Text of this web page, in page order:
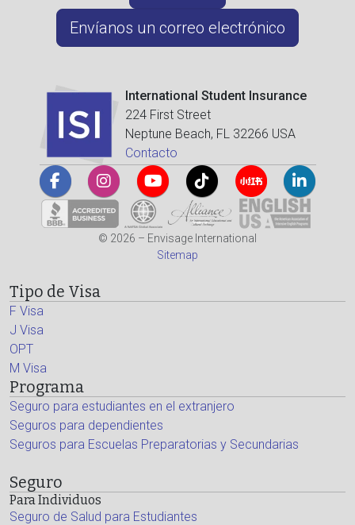
Envíanos un correo electrónico
International Student Insurance
224 First Street
Neptune Beach, FL 32266 USA
Contacto
© 2026 – Envisage International
Sitemap
Tipo de Visa
F Visa
J Visa
OPT
M Visa
Programa
Seguro para estudiantes en el extranjero
Seguros para dependientes
Seguros para Escuelas Preparatorias y Secundarias
Seguro
Para Individuos
Seguro de Salud para Estudiantes